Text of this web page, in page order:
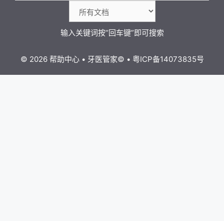
© 2026 帮助中心• 牙医管家© • 粤ICP备14073835号